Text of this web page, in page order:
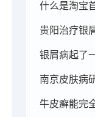
贵阳治疗银
牛皮癣能完